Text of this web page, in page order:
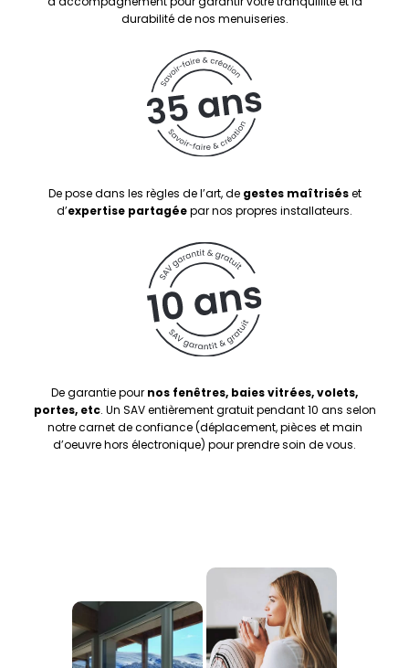
durabilité de nos menuiseries.
De pose dans les règles de l’art, de gestes maîtriséset
d’expertise partagéepar nos propres installateurs.
De garantie pour nos fenêtres, baies vitrées, volets,
portes, etc. Un SAV entièrement gratuit pendant 10 ans selon
notre carnet de confiance (déplacement, pièces et main
d’oeuvre hors électronique) pour prendre soin de vous.